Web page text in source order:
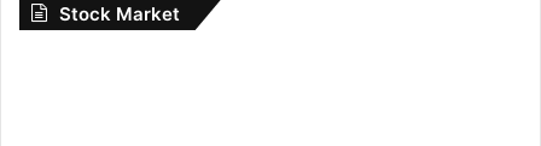
Stock Market